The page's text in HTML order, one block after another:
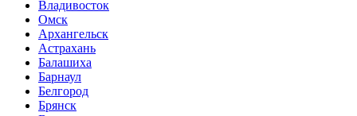
Владивосток
Омск
Архангельск
Астрахань
Балашиха
Барнаул
Белгород
Брянск